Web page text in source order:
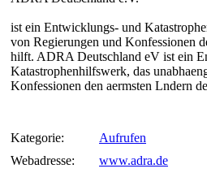
ist ein Entwicklungs- und
von Regierungen und Konfessionen
hilft. ADRA Deutschland eV ist ein
Katastrophenhilfswerk, das
Konfessionen den aermsten Lndern
Kategorie:
Aufrufen
Webadresse:
www.adra.de